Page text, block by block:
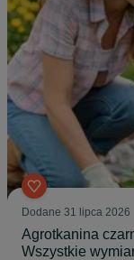
Dodane 31 lipca 2026
Agrotkanina
Wszystkie